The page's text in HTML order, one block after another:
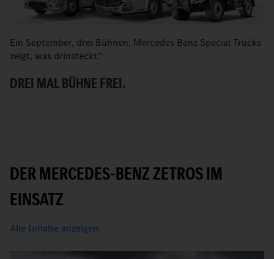
Ein September, drei Bühnen: Mercedes Benz Special Trucks
zeigt, was drinsteckt."
DREI MAL BÜHNE FREI.
DER MERCEDES-BENZ ZETROS IM
EINSATZ
Alle Inhalte anzeigen